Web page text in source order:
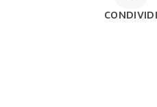
CONDIVIDI